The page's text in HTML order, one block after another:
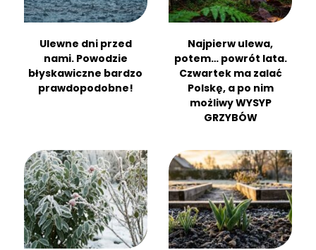
Ulewne dni przed
nami. Powodzie
błyskawiczne bardzo
prawdopodobne!
Najpierw ulewa,
potem… powrót lata.
Czwartek ma zalać
Polskę, a po nim
możliwy WYSYP
GRZYBÓW